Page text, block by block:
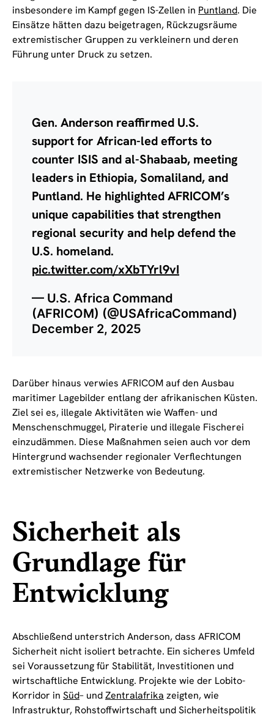
insbesondere im Kampf gegen IS-Zellen in Puntland. Die
Einsätze hätten dazu beigetragen, Rückzugsräume
extremistischer Gruppen zu verkleinern und deren
Führung unter Druck zu setzen.
Gen. Anderson reaffirmed U.S.
support for African-led efforts to
counter ISIS and al-Shabaab, meeting
leaders in Ethiopia, Somaliland, and
Puntland. He highlighted AFRICOM’s
unique capabilities that strengthen
regional security and help defend the
U.S. homeland.
pic.twitter.com/xXbTYrl9vI
— U.S. Africa Command
(AFRICOM) (@USAfricaCommand)
December 2, 2025
Darüber hinaus verwies AFRICOM auf den Ausbau
maritimer Lagebilder entlang der afrikanischen Küsten.
Ziel sei es, illegale Aktivitäten wie Waffen- und
Menschenschmuggel, Piraterie und illegale Fischerei
einzudämmen. Diese Maßnahmen seien auch vor dem
Hintergrund wachsender regionaler Verflechtungen
extremistischer Netzwerke von Bedeutung.
Sicherheit als
Grundlage für
Entwicklung
Abschließend unterstrich Anderson, dass AFRICOM
Sicherheit nicht isoliert betrachte. Ein sicheres Umfeld
sei Voraussetzung für Stabilität, Investitionen und
wirtschaftliche Entwicklung. Projekte wie der Lobito-
Korridor in Süd– undZentralafrika zeigten, wie
Infrastruktur, Rohstoffwirtschaft und Sicherheitspolitik